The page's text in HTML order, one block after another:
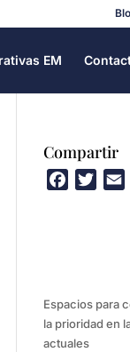
EM
Compartir
o
k
r
Espacios para
la prioridad en
actuales